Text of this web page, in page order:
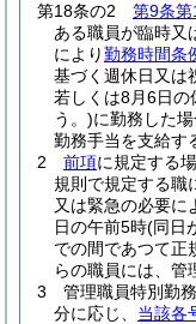
第18条の2
第9条第
ある職員が臨時又
により勤務時間条
基づく週休日又は
若しくは8月6日の
う。)に勤務した
勤務手当を支給す
2
前項に規定する
規則で規定する職
又は緊急の必要に
日の午前5時(同日
での間であつて正
らの職員には、管
3
管理職員特別勤
分に応じ、 当該各